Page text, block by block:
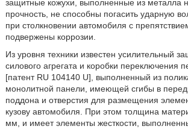
защитные кожухи, выполненные из металла
прочность, не способны погасить ударную
при столкновении автомобиля с
подвержены коррозии.
Из уровня техники известен усилительный
силового агрегата и коробки переключения
[патент RU 104140 U], выполненный из
монолитной панели, имеющей сгибы в
поддона и отверстия для размещения
кузову автомобиля. При этом толщина
мм, и имеет элементы жесткости,